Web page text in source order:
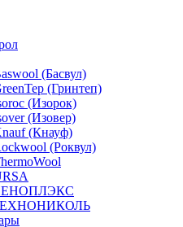
(Басвул)
(Гринтеп)
(Изорок)
(Изовер)
(Кнауф)
(Роквул)
ПЕНОПЛЭКС
ТЕХНОНИКОЛЬ